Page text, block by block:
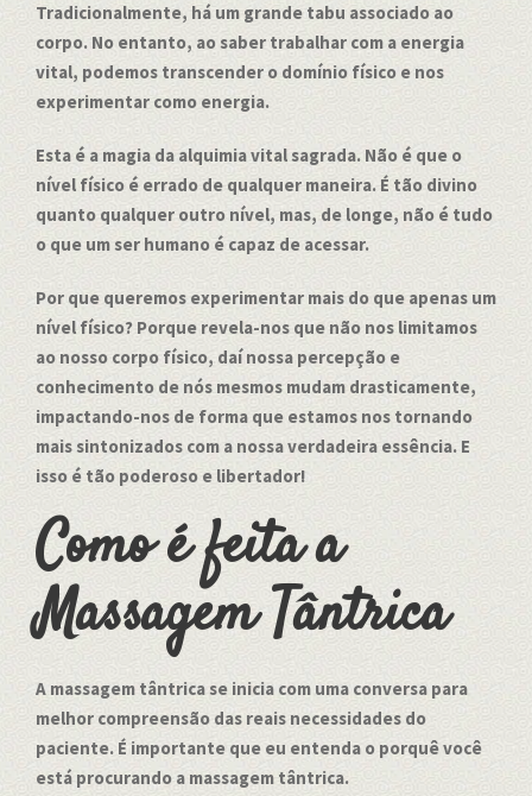
Tradicionalmente, há um grande tabu associado ao
corpo. No entanto, ao saber trabalhar com a energia
vital, podemos transcender o domínio físico e nos
experimentar como energia.
Esta é a magia da alquimia vital sagrada. Não é que o
nível físico é errado de qualquer maneira. É tão divino
quanto qualquer outro nível, mas, de longe, não é tudo
o que um ser humano é capaz de acessar.
Por que queremos experimentar mais do que apenas um
nível físico? Porque revela-nos que não nos limitamos
ao nosso corpo físico, daí nossa percepção e
conhecimento de nós mesmos mudam drasticamente,
impactando-nos de forma que estamos nos tornando
mais sintonizados com a nossa verdadeira essência. E
isso é tão poderoso e libertador!
Como é feita a
Massagem Tântrica
A massagem tântrica se inicia com uma conversa para
melhor compreensão das reais necessidades do
paciente. É importante que eu entenda o porquê você
está procurando a massagem tântrica.